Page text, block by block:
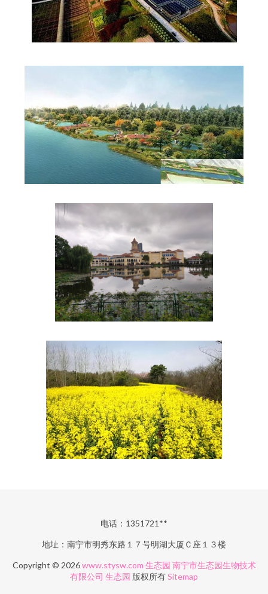
电话：1351721**
地址：南宁市明秀东路１７号明湖大厦Ｃ座１３楼
Copyright © 2026www.stysw.com 生态园 南宁市生态园生物技术
有限公司 生态园 版权所有Sitemap